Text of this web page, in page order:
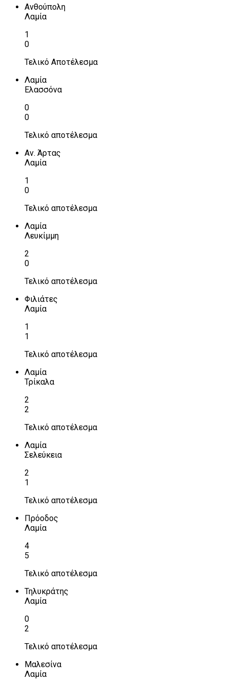
Ανθούπολη
Λαμία
1
0
Τελικό Αποτέλεσμα
Λαμία
Ελασσόνα
0
0
Τελικό αποτέλεσμα
Αν. Άρτας
Λαμία
1
0
Τελικό αποτέλεσμα
Λαμία
Λευκίμμη
2
0
Τελικό αποτέλεσμα
Φιλιάτες
Λαμία
1
1
Τελικό αποτέλεσμα
Λαμία
Τρίκαλα
2
2
Τελικό αποτέλεσμα
Λαμία
Σελεύκεια
2
1
Τελικό αποτέλεσμα
Πρόοδος
Λαμία
4
5
Τελικό αποτέλεσμα
Τηλυκράτης
Λαμία
0
2
Τελικό αποτέλεσμα
Μαλεσίνα
Λαμία